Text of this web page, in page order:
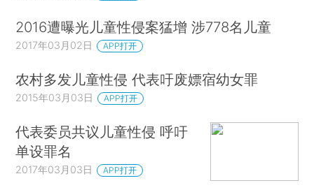
2016遭曝光儿童性侵案猛增 涉778名儿童
2017年03月02日 APP打开
农村多发儿童性侵 代表吁废嫖宿幼女罪
2015年03月03日 APP打开
代表委员共议儿童性侵 呼吁
单设罪名
2017年03月03日 APP打开